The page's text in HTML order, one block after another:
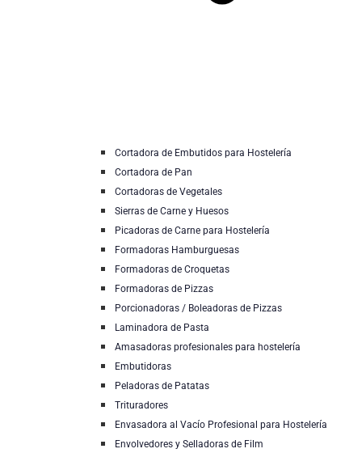
Cortadora de Embutidos para Hostelería
Cortadora de Pan
Cortadoras de Vegetales
Sierras de Carne y Huesos
Picadoras de Carne para Hostelería
Formadoras Hamburguesas
Formadoras de Croquetas
Formadoras de Pizzas
Porcionadoras / Boleadoras de Pizzas
Laminadora de Pasta
Amasadoras profesionales para hostelería
Embutidoras
Peladoras de Patatas
Trituradores
Envasadora al Vacío Profesional para Hostelería
Envolvedores y Selladoras de Film